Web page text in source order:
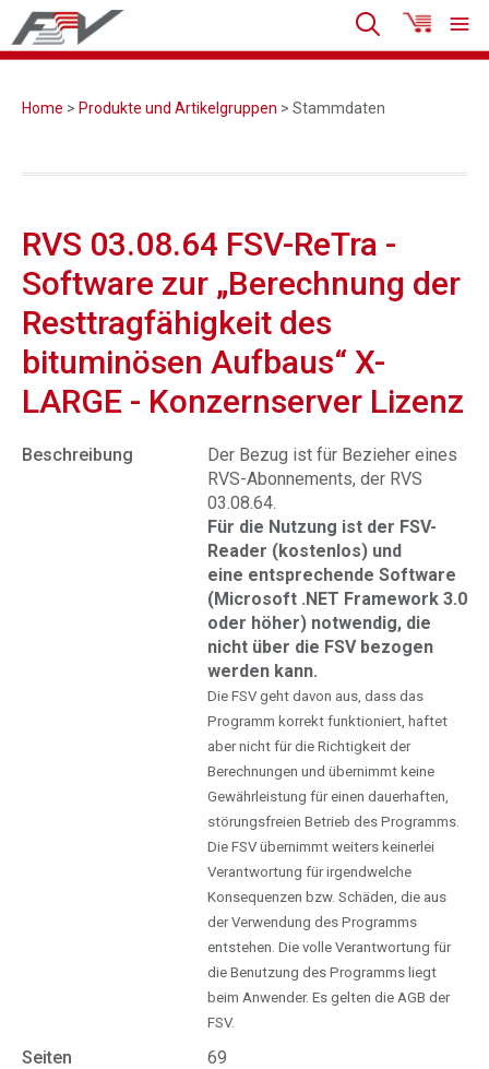
Home > Produkte und Artikelgruppen > Stammdaten
RVS 03.08.64 FSV-ReTra -
Software zur „Berechnung der
Resttragfähigkeit des
bituminösen Aufbaus“ X-
LARGE - Konzernserver Lizenz
Beschreibung
Der Bezug ist für Bezieher eines
RVS-Abonnements, der RVS
03.08.64.
Für die Nutzung ist der FSV-
Reader (kostenlos) und
eine entsprechende Software
(Microsoft .NET Framework 3.0
oder höher) notwendig, die
nicht über die FSV bezogen
werden kann.
Die FSV geht davon aus, dass das
Programm korrekt funktioniert, haftet
aber nicht für die Richtigkeit der
Berechnungen und übernimmt keine
Gewährleistung für einen dauerhaften,
störungsfreien Betrieb des Programms.
Die FSV übernimmt weiters keinerlei
Verantwortung für irgendwelche
Konsequenzen bzw. Schäden, die aus
der Verwendung des Programms
entstehen. Die volle Verantwortung für
die Benutzung des Programms liegt
beim Anwender. Es gelten die AGB der
FSV.
Seiten
69